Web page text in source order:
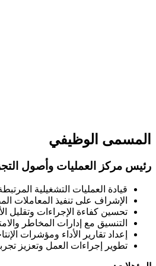
المسمى الوظيفي
رئيس مركز العمليات وأصول
قيادة العمليات التشغيلية
الإشراف على تنفيذ المعاملات
تحسين كفاءة الإجراءات وتقليل
التنسيق مع إدارات المخاطر
إعداد تقارير الأداء ومؤشرات
تطوير إجراءات العمل وتعزيز